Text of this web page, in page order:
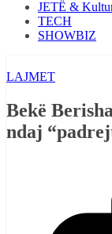
JETË &
TECH
SHOWBIZ
LAJMET
Bekë
ndaj